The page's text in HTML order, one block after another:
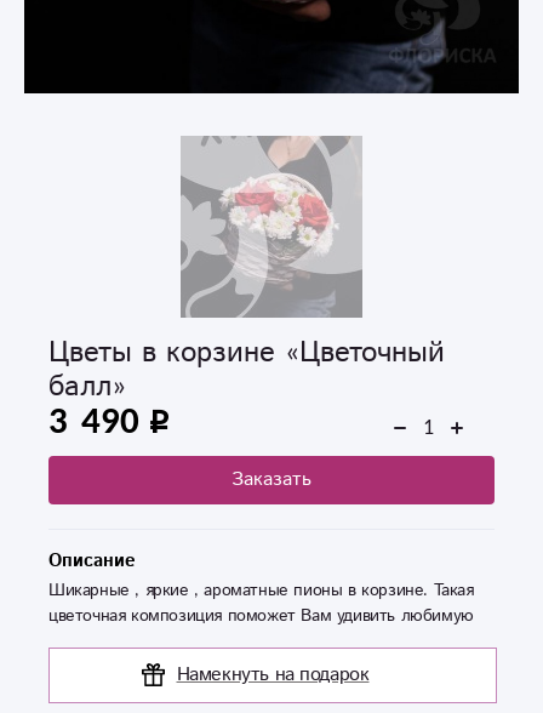
Цветы в корзине «Цветочный
балл»
3 490
Заказать
Описание
Шикарные , яркие , ароматные пионы в корзине. Такая
цветочная композиция поможет Вам удивить любимую
Намекнуть на подарок